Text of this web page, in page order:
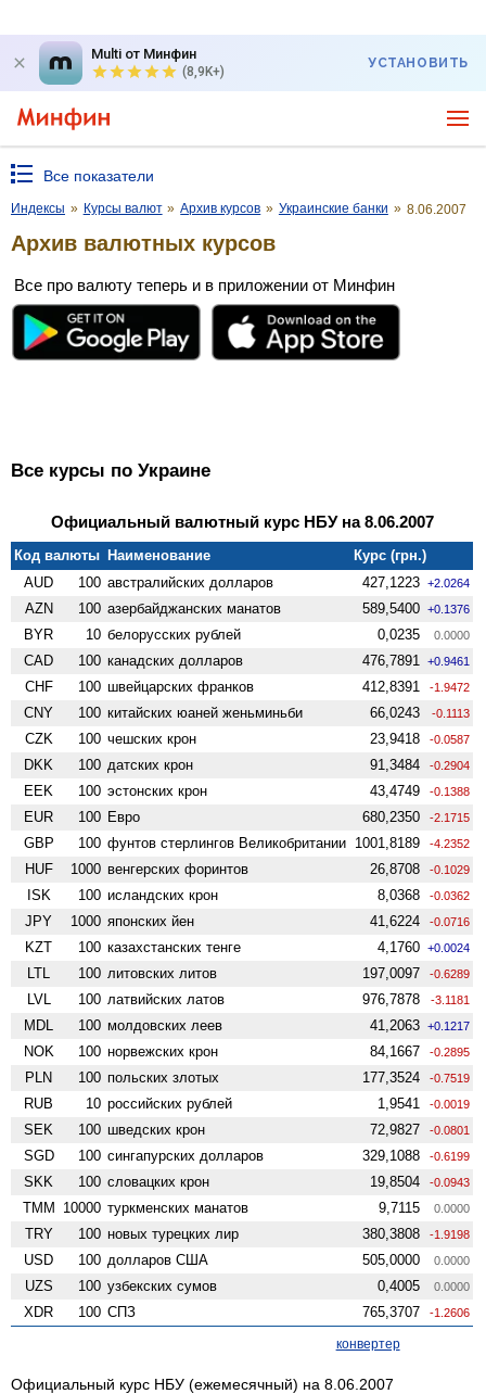
Multi от Минфин
(8,9K+)
УСТАНОВИТЬ
Все показатели
Индексы » Курсы валют » Архив курсов » Украинские банки » 8.06.2007
Архив валютных курсов
Все про валюту теперь и в приложении от Минфин
Все курсы по Украине
Официальный валютный курс НБУ на 8.06.2007
Код валюты Наименование
Курс (грн.)
AUD
100 австралийских долларов 427,1223 +2.0264
AZN 100 азербайджанских манатов 589,5400 +0.1376
BYR 10 белорусских рублей 0,0235 0.0000
CAD 100 канадских долларов 476,7891 +0.9461
CHF 100 швейцарских франков 412,8391 -1.9472
CNY 100 китайских юаней женьминьби 66,0243 -0.1113
CZK 100 чешских крон 23,9418 -0.0587
DKK 100 датских крон 91,3484 -0.2904
EEK 100 эстонских крон 43,4749 -0.1388
EUR 100 Евро 680,2350 -2.1715
GBP 100 фунтов стерлингов Велико­британии 1001,8189 -4.2352
HUF 1000 венгерских форинтов 26,8708 -0.1029
ISK 100 исландских крон 8,0368 -0.0362
JPY 1000 японских йен 41,6224 -0.0716
KZT 100 казахстанских тенге 4,1760 +0.0024
LTL 100 литовских литов 197,0097 -0.6289
LVL 100 латвийских латов 976,7878 -3.1181
MDL 100 молдовских леев 41,2063 +0.1217
NOK 100 норвежских крон 84,1667 -0.2895
PLN 100 польских злотых 177,3524 -0.7519
RUB 10 российских рублей 1,9541 -0.0019
SEK 100 шведских крон 72,9827 -0.0801
SGD 100 сингапурских долларов 329,1088 -0.6199
SKK 100 словацких крон 19,8504 -0.0943
TMM 10000 туркменских манатов 9,7115 0.0000
TRY 100 новых турецких лир 380,3808 -1.9198
USD 100 долларов США 505,0000 0.0000
UZS 100 узбекских сумов 0,4005 0.0000
XDR 100 СПЗ 765,3707 -1.2606
конвертер
Официальный курс НБУ (ежемесячный) на 8.06.2007